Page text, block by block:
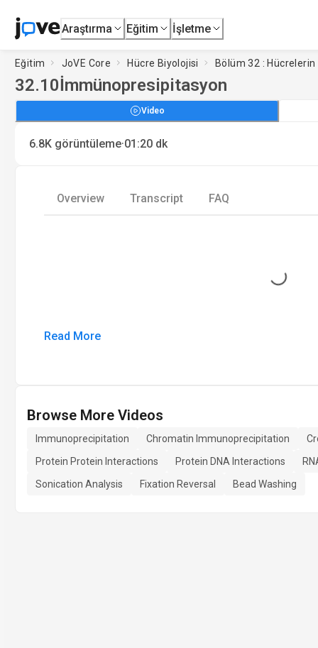
Araştırma Eğitim İşletme
Eğitim JoVE Core Hücre Biyolojisi Bölüm 32 :
32.10İmmünopresipitasyon
Video
6.8K görüntüleme·01:20 dk
Overview Transcript FAQ
Loading...
Read More
Browse More Videos
Immunoprecipitation Chromatin Immunoprecipitation
Protein Protein Interactions
Protein DNA Interactions
Sonication Analysis
Fixation Reversal Bead Washing